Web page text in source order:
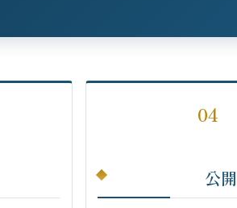
04
公開